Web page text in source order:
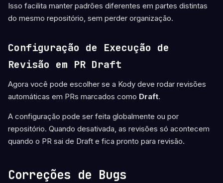
Isso facilita manter padrões diferentes em partes distintas
do mesmo repositório, sem perder organização.
Configuração de Execução de
Revisão em PR Draft
Agora você pode escolher se a Kody deve rodar revisões
automáticas em PRs marcados como Draft.
A configuração pode ser feita globalmente ou por
repositório. Quando desativada, as revisões só acontecem
quando o PR sai de Draft e fica pronto para revisão.
Correções de Bugs